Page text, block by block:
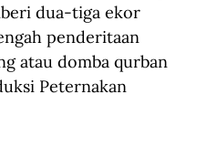
dua-tiga ekor
penderitaan
atau domba qurban
Peternakan